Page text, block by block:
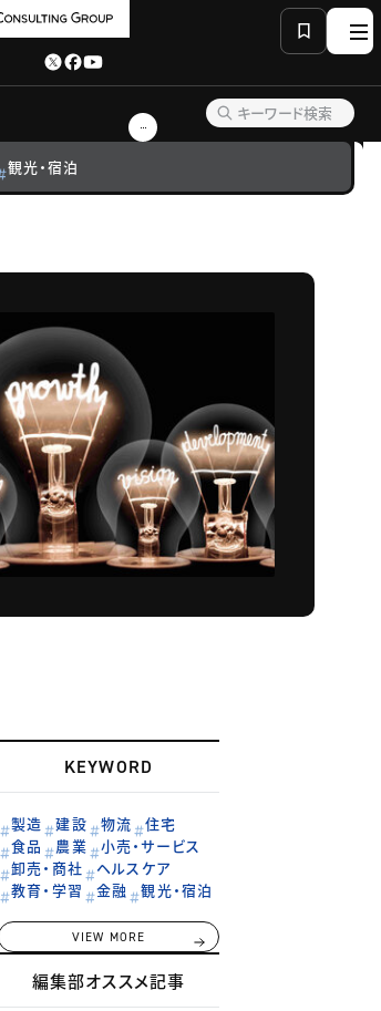
観光・宿泊
KEYWORD
製造 建設 物流
住宅
食品
農業
小売・サービス
卸売・商社
ヘルスケア
教育・学習
金融 観光・宿泊
VIEW MORE
編集部オススメ記事